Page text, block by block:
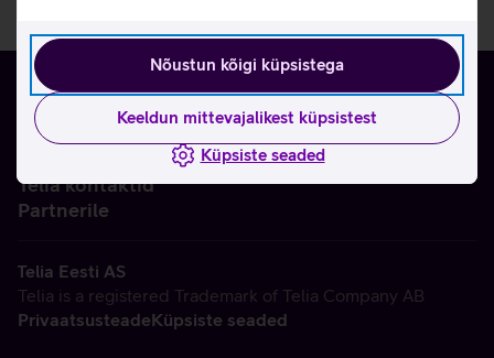
Nõustun kõigi küpsistega
Keeldun mittevajalikest küpsistest
Küpsiste seaded
Telia kontaktid
Partnerile
Telia Eesti AS
Telia is a registered Trademark of Telia Company AB
PrivaatsusteadeKüpsiste seaded